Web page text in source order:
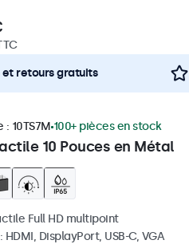
et retours gratuits
10 Pouces en Métal
: 10TS7M 100+ pièces en stock
Full HD multipoint
HDMI, DisplayPort, USB-C, VGA